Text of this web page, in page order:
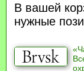
В вашей
нужные